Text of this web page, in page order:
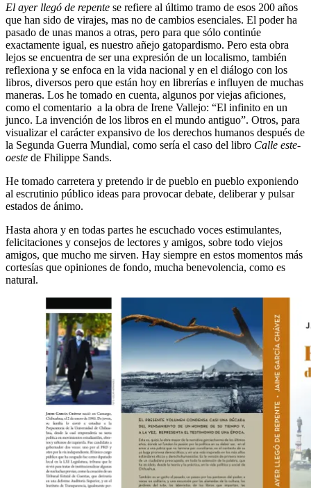
El ayer llegó de repente se refiere al último tramo de esos 200 años
que han sido de virajes, mas no de cambios esenciales. El poder ha
pasado de unas manos a otras, pero para que sólo continúe
exactamente igual, es nuestro añejo gatopardismo. Pero esta obra
lejos se encuentra de ser una expresión de un localismo, también
reflexiona y se enfoca en la vida nacional y en el diálogo con los
libros, diversos pero que están hoy en librerías e influyen de muchas
maneras. Los he tomado en cuenta, algunos por viejas aficiones,
como el comentario a la obra de Irene Vallejo: “El infinito en un
junco. La invención de los libros en el mundo antiguo”. Otros, para
visualizar el carácter expansivo de los derechos humanos después de
la Segunda Guerra Mundial, como sería el caso del libro Calle este-
oeste de Fhilippe Sands.
He tomado carretera y pretendo ir de pueblo en pueblo exponiendo
al escrutinio público ideas para provocar debate, deliberar y pulsar
estados de ánimo.
Hasta ahora y en todas partes he escuchado voces estimulantes,
felicitaciones y consejos de lectores y amigos, sobre todo viejos
amigos, que mucho me sirven. Hay siempre en estos momentos más
cortesías que opiniones de fondo, mucha benevolencia, como es
natural.